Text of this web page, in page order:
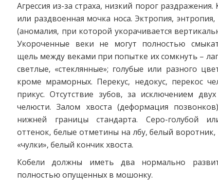
Агрессия из-за страха, низкий порог
или раздвоенная мочка носа. Эктропия,
(аномалия, при которой укорачивается
Укороченные веки не могут полностью
щель между веками при попытке их сомкнуть –
светлые, «стеклянные»; голубые или разного
кроме мраморных. Перекус, недокус, перекос
прикус. Отсутствие зубов, за исключением
челюсти. Залом хвоста (деформация
нижней границы стандарта. Серо-голубой
оттенок, белые отметины на лбу, белый
«чулки», белый кончик хвоста.
Кобели должны иметь два нормально
полностью опущенных в мошонку.